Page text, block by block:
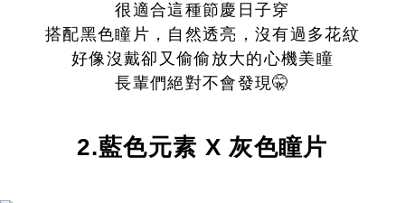
很適合這種節慶日子穿
搭配黑色瞳片，自然透亮，沒有過多花紋
好像沒戴卻又偷偷放大的心機美瞳
長輩們絕對不會發現🤫
2.藍色元素 X 灰色瞳片